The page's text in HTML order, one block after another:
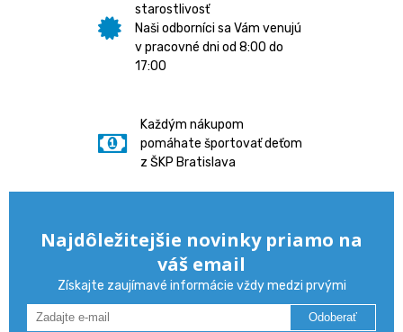
starostlivosť
Naši odborníci sa Vám venujú
v pracovné dni od 8:00 do
17:00
Každým nákupom
pomáhate športovať deťom
z ŠKP Bratislava
Najdôležitejšie novinky priamo na
váš email
Získajte zaujímavé informácie vždy medzi prvými
Odoberať